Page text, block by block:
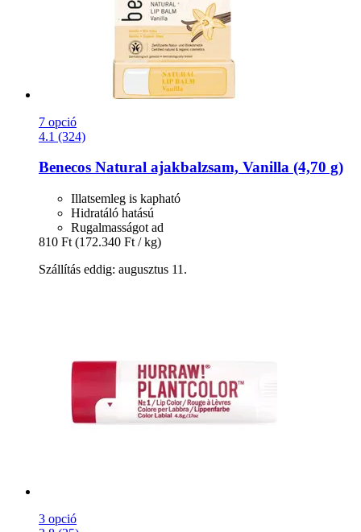
7 opció
4.1 (324)
Benecos Natural ajakbalzsam, Vanilla (4,70 g)
Illatsemleg is kapható
Hidratáló hatású
Rugalmasságot ad
810 Ft (172.340 Ft / kg)
Szállítás eddig: augusztus 11.
3 opció